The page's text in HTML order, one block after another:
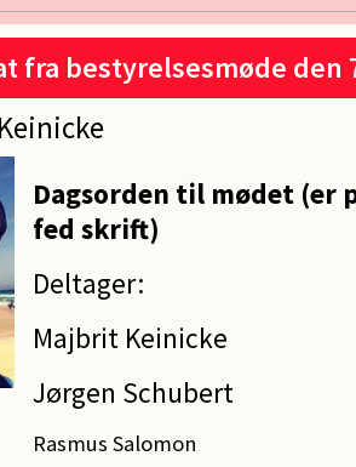
fra bestyrelsesmøde den
Dagsorden til mødet (er
fed skrift)
Deltager:
Majbrit Keinicke
Jørgen Schubert
Rasmus Salomon